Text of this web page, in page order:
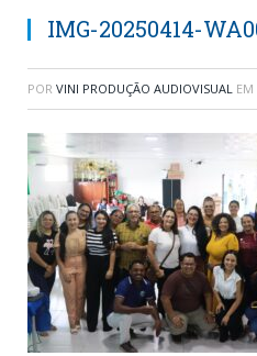
IMG-20250414-
POR VINI PRODUÇÃO AUDIOVISUAL EM